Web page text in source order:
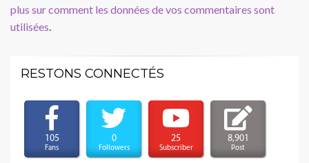
plus sur comment les données de vos commentaires sont
utilisées.
RESTONS CONNECTÉS
105
Fans
0
Followers
25
Subscriber
8,901
Post